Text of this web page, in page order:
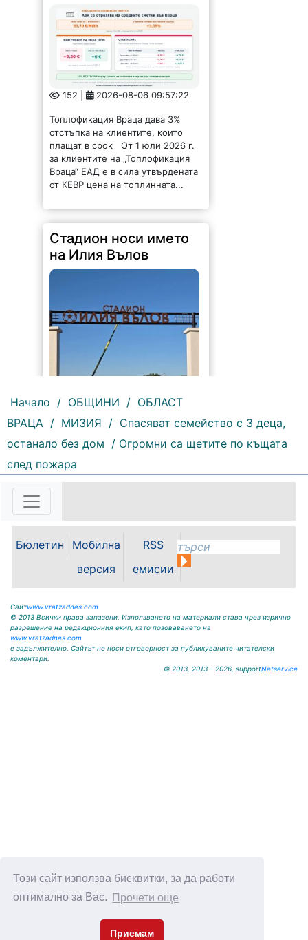
Този сайт използва бисквитки, за да работи
оптимално за Вас.
Прочети още
Приемам
152 | 2026-08-06 09:57:22
Топлофикация Враца дава 3%
отстъпка на клиентите, които
плащат в срок От 1 юли 2026 г.
за клиентите на „Топлофикация
Враца“ ЕАД е в сила утвърдената
от КЕВР цена на топлинната...
Стадион носи името
на Илия Вълов
159 | 2026-08-06 09:55:43
С футболна среща между
юношеските отбори на "Мизия" /
Кнежа/ и "Ботев" /Враца/ ще
Кнежа. Спортното съоръжение
вратар от близкото минало
Начало / ОБЩИНИ / ОБЛАСТ
ВРАЦА / МИЗИЯ / Спасяват семейство с 3 деца,
останало без дом / Огромни са щетите по къщата
след пожара
Бюлетин
Мобилна
версия
RSS
емисии
Сайтwww.vratzadnes.com
© 2013 Всички права запазени. Използването на материали става чрез изрично
разрешение на редакционния екип, като позоваването на
www.vratzadnes.com
е задължително. Сайтът не носи отговорност за публикуваните читателски
коментари.
© 2013, 2013 - 2026, supportNetservice